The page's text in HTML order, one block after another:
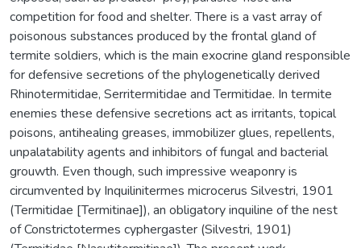
competition for food and shelter. There is a vast array of
poisonous substances produced by the frontal gland of
termite soldiers, which is the main exocrine gland responsible
for defensive secretions of the phylogenetically derived
Rhinotermitidae, Serritermitidae and Termitidae. In termite
enemies these defensive secretions act as irritants, topical
poisons, antihealing greases, immobilizer glues, repellents,
unpalatability agents and inhibitors of fungal and bacterial
grouwth. Even though, such impressive weaponry is
circumvented by Inquilinitermes microcerus Silvestri, 1901
(Termitidae [Termitinae]), an obligatory inquiline of the nest
of Constrictotermes cyphergaster (Silvestri, 1901)